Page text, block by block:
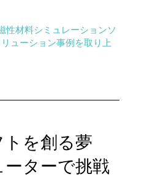
性材料シミュレーションソ
ューション事例を取り上
トを創る夢
ターで挑戦